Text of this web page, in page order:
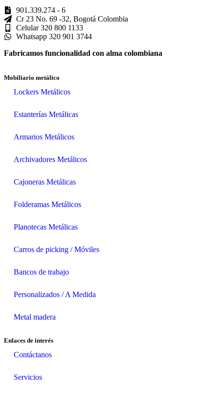
901.339.274 - 6
Cr 23 No. 69 -32, Bogotá Colombia
Celular 320 800 1133
Whatsapp 320 901 3744
Fabricamos funcionalidad con alma colombiana
Mobiliario metálico
Lockers Metálicos
Estanterías Metálicas
Armarios Metálicos
Archivadores Metálicos
Cajoneras Metálicas
Folderamas Metálicos
Planotecas Metálicas
Carros de picking / Móviles
Bancos de trabajo
Personalizados / A Medida
Metal madera
Enlaces de interés
Contáctanos
Servicios